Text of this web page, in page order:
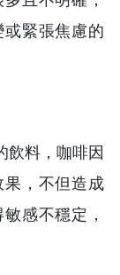
緊張焦慮的
飲料，咖啡因
，不但造成
感不穩定，